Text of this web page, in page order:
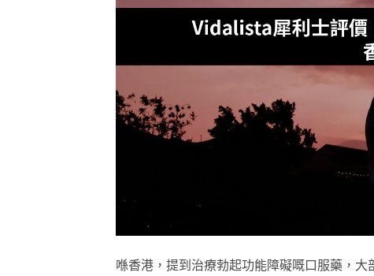
喺香港，提到治療勃起功能障礙嘅口服藥，